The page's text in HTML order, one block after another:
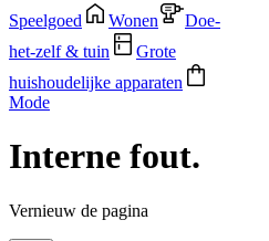
Speelgoed
Wonen
Doe-
het-zelf & tuin
Grote
huishoudelijke apparaten
Mode
Interne fout.
Vernieuw de pagina